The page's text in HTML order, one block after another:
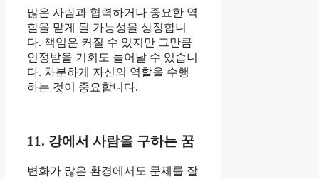
많은 사람과 협력하거나 중요한 역
할을 맡게 될 가능성을 상징합니
다. 책임은 커질 수 있지만 그만큼
인정받을 기회도 늘어날 수 있습니
다. 차분하게 자신의 역할을 수행
하는 것이 중요합니다.
11. 강에서 사람을 구하는 꿈
변화가 많은 환경에서도 문제를 잘